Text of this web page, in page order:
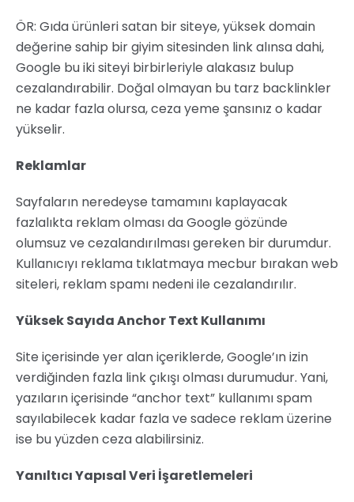
ÖR: Gıda ürünleri satan bir siteye, yüksek domain
değerine sahip bir giyim sitesinden link alınsa dahi,
Google bu iki siteyi birbirleriyle alakasız bulup
cezalandırabilir. Doğal olmayan bu tarz backlinkler
ne kadar fazla olursa, ceza yeme şansınız o kadar
yükselir.
Reklamlar
Sayfaların neredeyse tamamını kaplayacak
fazlalıkta reklam olması da Google gözünde
olumsuz ve cezalandırılması gereken bir durumdur.
Kullanıcıyı reklama tıklatmaya mecbur bırakan web
siteleri, reklam spamı nedeni ile cezalandırılır.
Yüksek Sayıda Anchor Text Kullanımı
Site içerisinde yer alan içeriklerde, Google’ın izin
verdiğinden fazla link çıkışı olması durumudur. Yani,
yazıların içerisinde “anchor text” kullanımı spam
sayılabilecek kadar fazla ve sadece reklam üzerine
ise bu yüzden ceza alabilirsiniz.
Yanıltıcı Yapısal Veri İşaretlemeleri